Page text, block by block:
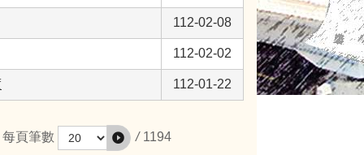
112-02-08
112-02-02
112-01-22
每頁筆數 / 1194